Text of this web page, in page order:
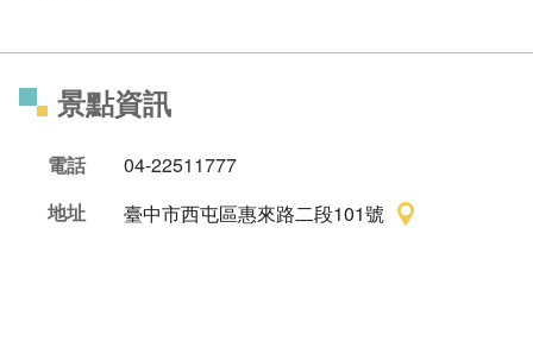
景點資訊
電話
04-22511777
地址
臺中市西屯區惠來路二段101號